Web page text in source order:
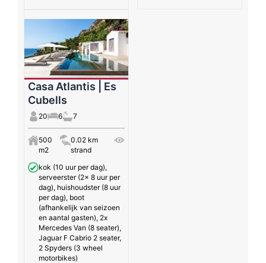
Casa Atlantis | Es
Cubells
20 6 7
500
m2
0.02 km
strand
kok (10 uur per dag),
serveerster (2x 8 uur per
dag), huishoudster (8 uur
per dag), boot
(afhankelijk van seizoen
en aantal gasten), 2x
Mercedes Van (8 seater),
Jaguar F Cabrio 2 seater,
2 Spyders (3 wheel
motorbikes)